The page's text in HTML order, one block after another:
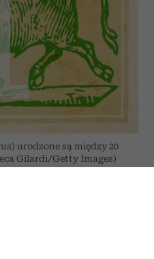
urodzone są między 20
Gilardi/Getty Images)